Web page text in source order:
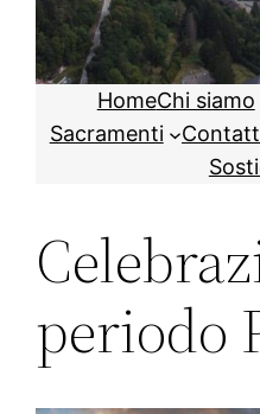
HomeChi siamo
Sacramenti
periodo